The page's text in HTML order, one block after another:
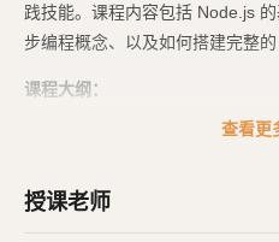
践技能。课程内容包括 Node.js
步编程概念、以及如何搭建完整的
课程大纲：
Node.js 入门：学习如何设置
MySQL 及 SQL 语句入门：介绍
查看更
授课老师